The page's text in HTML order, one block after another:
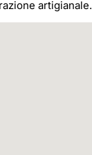
artigianale.